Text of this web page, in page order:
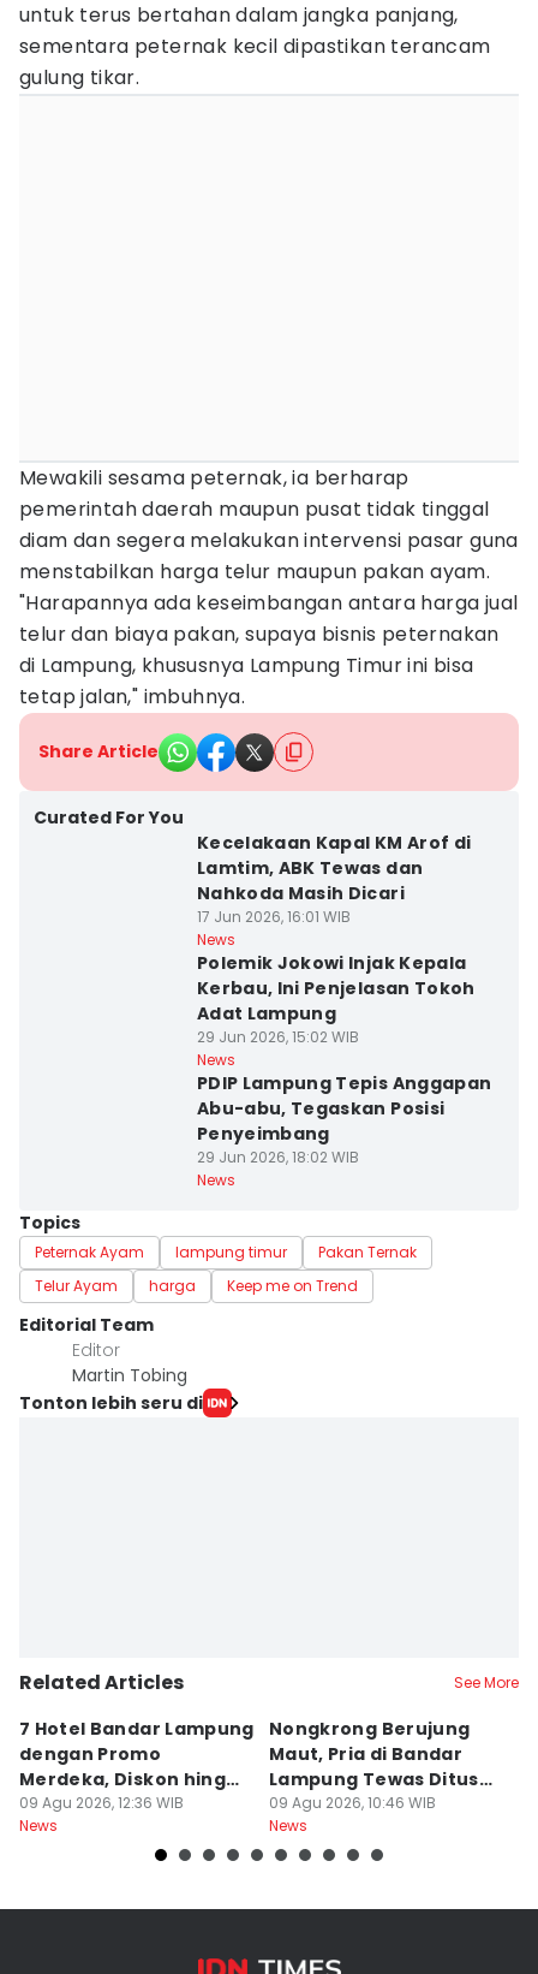
untuk terus bertahan dalam jangka panjang,
sementara peternak kecil dipastikan terancam
gulung tikar.
Mewakili sesama peternak, ia berharap
pemerintah daerah maupun pusat tidak tinggal
diam dan segera melakukan intervensi pasar guna
menstabilkan harga telur maupun pakan ayam.
"Harapannya ada keseimbangan antara harga jual
telur dan biaya pakan, supaya bisnis peternakan
di Lampung, khususnya Lampung Timur ini bisa
tetap jalan," imbuhnya.
Share Article
Curated For You
Kecelakaan Kapal KM Arof di
Lamtim, ABK Tewas dan
Nahkoda Masih Dicari
17 Jun 2026, 16:01 WIB
News
Polemik Jokowi Injak Kepala
Kerbau, Ini Penjelasan Tokoh
Adat Lampung
29 Jun 2026, 15:02 WIB
News
PDIP Lampung Tepis Anggapan
Abu-abu, Tegaskan Posisi
Penyeimbang
29 Jun 2026, 18:02 WIB
News
Topics
Peternak Ayam lampung timur
Pakan Ternak
Telur Ayam
harga Keep me on Trend
Editorial Team
Editor
Martin Tobing
Tonton lebih seru di
Related Articles See More
7 Hotel Bandar Lampung
dengan Promo
Merdeka, Diskon hingga
50 Persen
09 Agu 2026, 12:36 WIB
News
Nongkrong Berujung
Maut, Pria di Bandar
Lampung Tewas Ditusuk
Teman
09 Agu 2026, 10:46 WIB
News